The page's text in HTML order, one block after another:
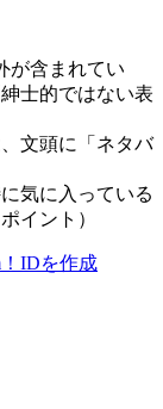
が含まれてい
士的ではない表
文頭に「ネタバ
気に入っている
イント）
！IDを作成